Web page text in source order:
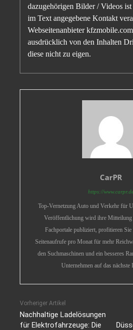
dazugehörigen Bilder / Videos
im Text angegebene Kontakt
Webseitenanbieter
ausdrücklich von den Inhalten
diese nicht zu eigen.
CarPR
https://
Top-Vernetzung Auto und Verkehr für
Veröffentlichung wird ihre Mitteilung
Fachportale publiziert, profitieren
Seitenaufrufe pro Monat für mehr
den Suchmaschinen und ein besseres
Unternehmen auf das
Vorheriger Artikel
Nachhaltige Ladelösungen
für Elektrofahrzeuge: Die